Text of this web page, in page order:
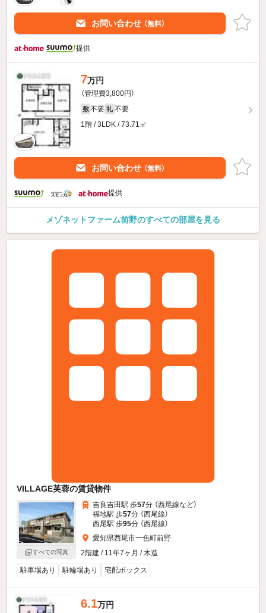
お問い合わせ （無料）
提供
7万円
（管理費3,800円）
敷 不要 礼 不要
1階 / 3LDK / 73.71㎡
お問い合わせ （無料）
提供
メゾネットファーム前野のすべての部屋を見る
VILLAGE芙蓉の賃貸物件
すべての写真
吉良吉田駅 歩57分 （西尾線など）
福地駅 歩57分 （西尾線）
西尾駅 歩95分 （西尾線）
愛知県西尾市一色町前野
2階建 / 11年7ヶ月 / 木造
駐車場あり 駐輪場あり 宅配ボックス
6.1万円